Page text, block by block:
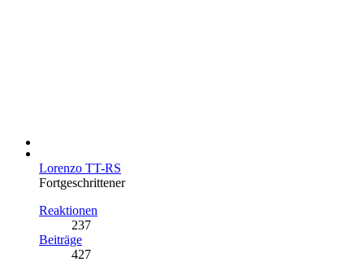
Lorenzo TT-RS
Fortgeschrittener
Reaktionen
237
Beiträge
427